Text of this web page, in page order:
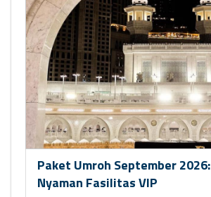
Paket Umroh September
Nyaman Fasilitas VIP